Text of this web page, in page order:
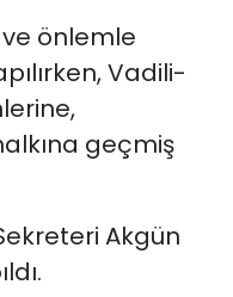
önlemle
Vadili-
geçmiş
Akgün